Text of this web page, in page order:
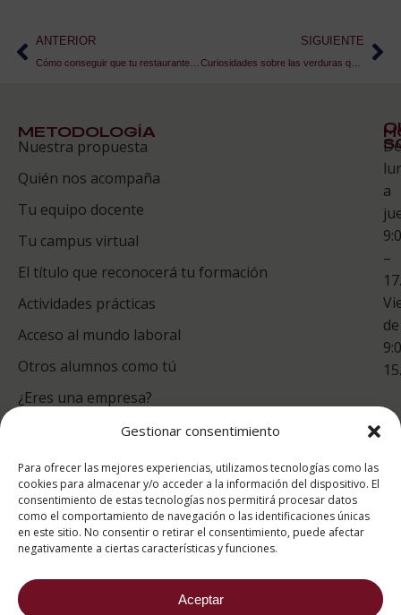
Gestionar consentimiento
Para ofrecer las mejores experiencias, utilizamos tecnologías como las
cookies para almacenar y/o acceder a la información del dispositivo. El
consentimiento de estas tecnologías nos permitirá procesar datos
como el comportamiento de navegación o las identificaciones únicas
en este sitio. No consentir o retirar el consentimiento, puede afectar
negativamente a ciertas características y funciones.
Aceptar
ANTERIOR SIGUIENTE
Curiosidades sobre las verduras que no sabías
METODOLOGÍA
Nuestra propuesta
Quién nos acompaña
Tu equipo docente
Tu campus virtual
El título que reconocerá tu formación
Actividades prácticas
Acceso al mundo laboral
Otros alumnos como tú
¿Eres una empresa?
Te
De
a
–
de
puntuación para ESAH
9.4/10
basado en1331
Valoraciones soportado por
eKomi